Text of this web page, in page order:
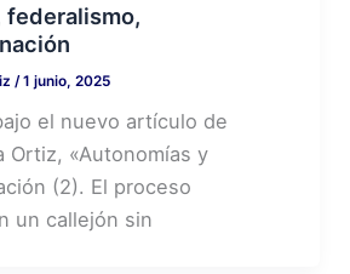
federalismo,
/1 junio, 2025
el nuevo artículo de
Ortiz, «Autonomías y
(2). El proceso
un callejón sin